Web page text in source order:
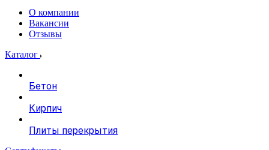
О компании
Вакансии
Отзывы
Каталог
Бетон
Кирпич
Плиты перекрытия